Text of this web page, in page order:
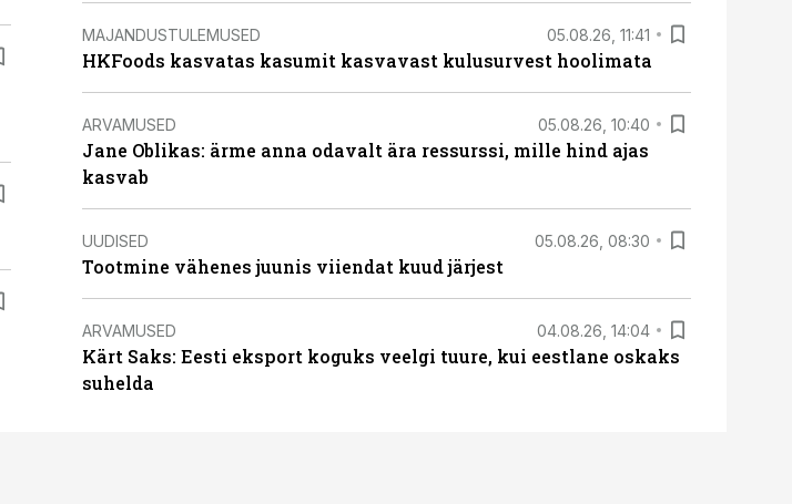
MAJANDUSTULEMUSED 05.08.26, 11:41
HKFoods kasvatas kasumit kasvavast kulusurvest hoolimata
ARVAMUSED 05.08.26, 10:40
Jane Oblikas: ärme anna odavalt ära ressurssi, mille hind ajas
kasvab
UUDISED 05.08.26, 08:30
Tootmine vähenes juunis viiendat kuud järjest
ARVAMUSED 04.08.26, 14:04
Kärt Saks: Eesti eksport koguks veelgi tuure, kui eestlane oskaks
suhelda